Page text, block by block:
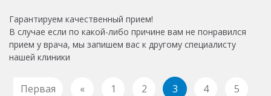
Гарантируем качественный прием!
В случае если по какой-либо причине вам не понравился
прием у врача, мы запишем вас к другому специалисту
нашей клиники
Первая « 1 2 3 4 5